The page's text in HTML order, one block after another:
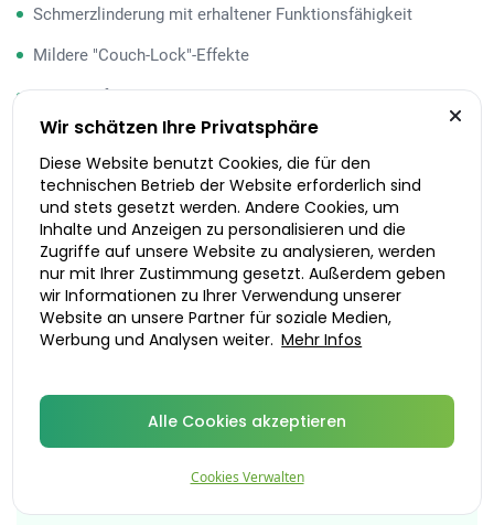
Schmerzlinderung mit erhaltener Funktionsfähigkeit
Mildere "Couch-Lock"-Effekte
Geeignet für Abend- und Nachtgebrauch
Ausgewogene körperliche und geistige Wirkung
Gut zu wissen
Obwohl die meisten Sorten heutzutage
Hybride sind, liegt es im Trend sich wieder
auf die Handvoll an ursprünglichen Sorten
begründen dies mit einer fundamentalen
Perspektive und Naturbelassenheit. Sie
möchten die Pflanze so genießen, wie sie
von Mutter Natur geschaffen wurde.
Wir schätzen Ihre Privatsphäre
Diese Website benutzt Cookies, die für den
technischen Betrieb der Website erforderlich sind
und stets gesetzt werden. Andere Cookies, um
Inhalte und Anzeigen zu personalisieren und die
Zugriffe auf unsere Website zu analysieren, werden
nur mit Ihrer Zustimmung gesetzt. Außerdem geben
wir Informationen zu Ihrer Verwendung unserer
Website an unsere Partner für soziale Medien,
Werbung und Analysen weiter. Mehr Infos
Alle Cookies akzeptieren
Cookies Verwalten